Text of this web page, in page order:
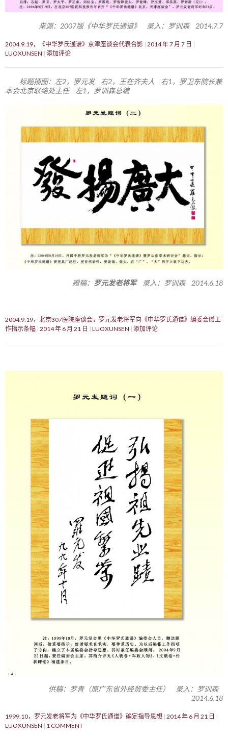
来源：2007版《中华罗氏通谱》 录入：罗训森 2014.7.7
2004.9.19，《中华罗氏通谱》京津座谈会代表合影 2014 年 7 月 7 日
LUOXUNSEN 添加评论
标题插图：左2，罗元发 右2，王在齐夫人 右1，罗卫东院长兼
本会北京联络处主任 左1，罗训森总编
赠稿： 罗元发老将军录入：罗训森 2014.6.18
2004.9.19，北京307医院座谈会，罗元发老将军向《中华罗氏通谱》编委会赠工
作指示条幅 2014 年 6 月 21 日 LUOXUNSEN 添加评论
供稿：罗青（原广东省外经贸委主任） 录入：罗训森
2014.6.18
1999.10，罗元发老将军为《中华罗氏通谱》确定指导思想 2014 年 6 月 21 日
LUOXUNSEN
1 COMMENT